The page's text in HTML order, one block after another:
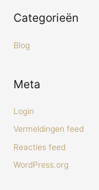
Categorieën
Blog
Meta
Login
Vermeldingen feed
Reacties feed
WordPress.org